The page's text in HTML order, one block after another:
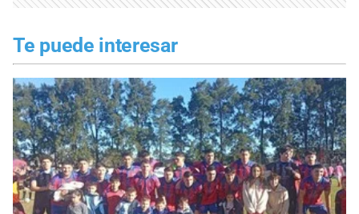
Te puede interesar